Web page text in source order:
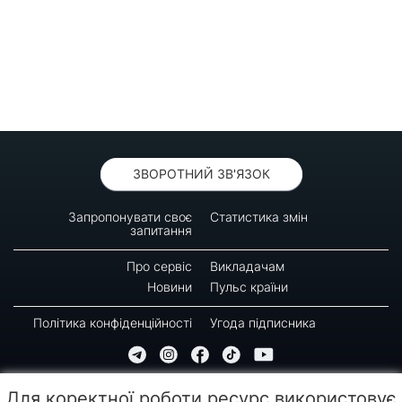
ЗВОРОТНИЙ ЗВ'ЯЗОК
Запропонувати своє
запитання
Статистика змін
Про сервіс
Викладачам
Новини
Пульс країни
Політика конфіденційності Угода підписника